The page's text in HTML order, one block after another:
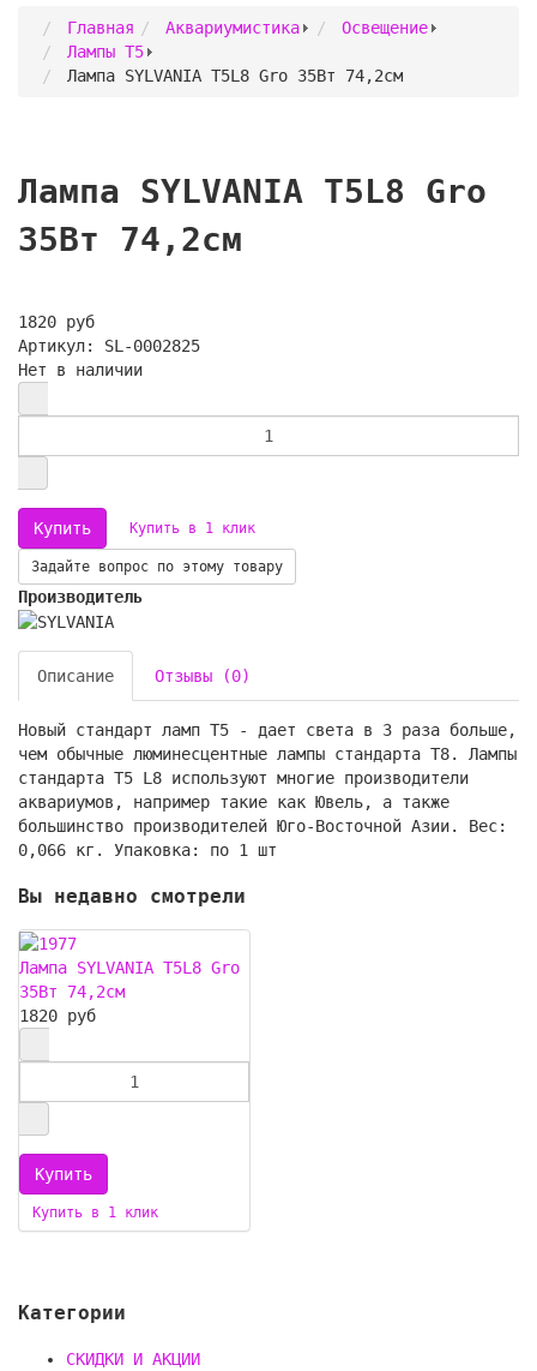
Главная Аквариумистика
Освещение
Лампы Т5
Лампа SYLVANIA Т5L8 Gro 35Вт 74,2см
Лампа SYLVANIA Т5L8 Gro
35Вт 74,2см
1820 руб
Артикул: SL-0002825
Нет в наличии
Купить в 1 клик
Задайте вопрос по этому товару
Производитель
Описание Отзывы (0)
Новый стандарт ламп Т5 - дает света в 3 раза больше,
чем обычные люминесцентные лампы стандарта Т8. Лампы
стандарта Т5 L8 используют многие производители
аквариумов, например такие как Ювель, а также
большинство производителей Юго-Восточной Азии. Вес:
0,066 кг. Упаковка: по 1 шт
Вы недавно смотрели
Лампа SYLVANIA Т5L8 Gro
35Вт 74,2см
1820 руб
Купить в 1 клик
Категории
СКИДКИ И АКЦИИ